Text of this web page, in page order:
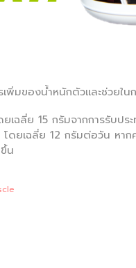
ของน้ำหนักตัวและช่วยใน
เฉลี่ย 15 กรัมจากการรับป
ดยเฉลี่ย 12 กรัมต่อวัน ห
น